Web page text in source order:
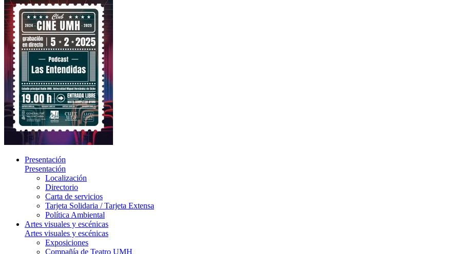
Presentación
Presentación
Localización
Directorio
Carta de servicios
Tarjeta Solidaria / Tarjeta Extensa
Política Ambiental
Artes visuales y escénicas
Artes visuales y escénicas
Exposiciones
Compañía de Teatro UMH